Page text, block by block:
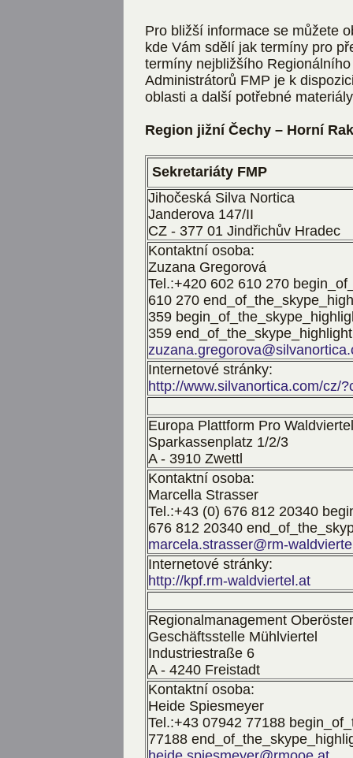
Pro bližší informace se můžete
kde Vám sdělí jak termíny pro
termíny nejbližšího
Administrátorů FMP je k
oblasti a další potřebné
Region jižní Čechy – Horní
Sekretariáty FMP
Jihočeská Silva Nortica
Janderova 147/II
CZ - 377 01 Jindřichův Hradec
Kontaktní osoba:
Zuzana Gregorová
Tel.:+420 602 610 270
610 270
359
359
Internetové stránky:
http://www.silvanortica.com/cz/
Europa Plattform Pro Waldviertel
Sparkassenplatz 1/2/3
A - 3910 Zwettl
Kontaktní osoba:
Marcella Strasser
Tel.:+43 (0) 676 812 20340
676 812 20340
marcela.strasser@rm-
Internetové stránky:
http://kpf.rm-waldviertel.at
Regionalmanagement
Geschäftsstelle Mühlviertel
Industriestraße 6
A - 4240 Freistadt
Kontaktní osoba:
Heide Spiesmeyer
Tel.:+43 07942 77188
77188